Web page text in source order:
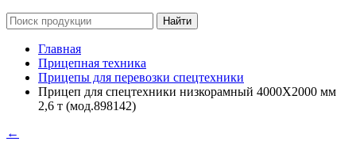
Главная
Прицепная техника
Прицепы для перевозки спецтехники
Прицеп для спецтехники низкорамный 4000Х2000 мм
2,6 т (мод.898142)
←